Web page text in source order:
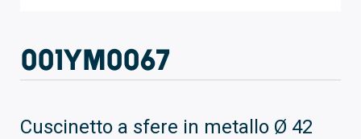
001YM0067
Cuscinetto a sfere in metallo Ø 42